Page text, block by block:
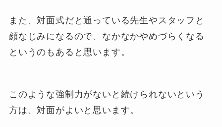
また、対面式だと通っている先生やスタッフと
顔なじみになるので、なかなかやめづらくなる
というのもあると思います。
このような強制力がないと続けられないという
方は、対面がよいと思います。